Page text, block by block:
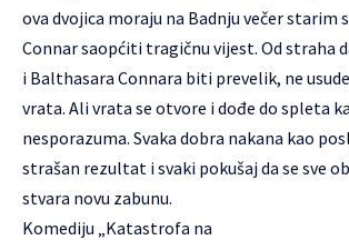
ova dvojica moraju na Badnju večer starim
Connar saopćiti tragičnu vijest. Od straha
i Balthasara Connara biti prevelik, ne
vrata. Ali vrata se otvore i dođe do spleta
nesporazuma. Svaka dobra nakana kao
strašan rezultat i svaki pokušaj da se sve
stvara novu zabunu.
Komediju „Katastrofa na